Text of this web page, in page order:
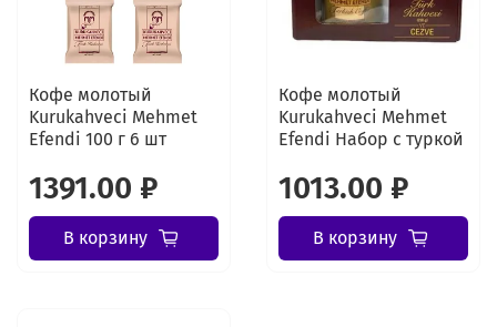
Кофе молотый
Kurukahveci Mehmet
Efendi 100 г 6 шт
1391.00 ₽
В корзину
Кофе молотый
Kurukahveci Mehmet
Efendi Набор с туркой
1013.00 ₽
В корзину